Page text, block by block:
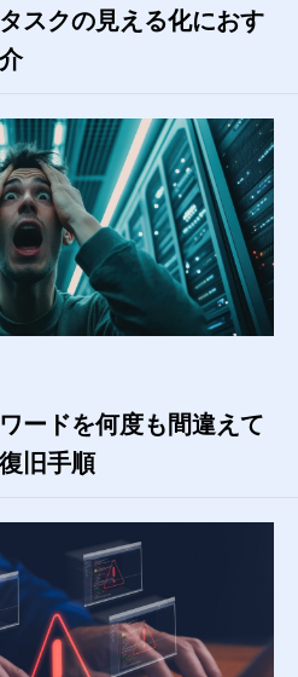
スクの見える化におす
ードを何度も間違えて
旧手順